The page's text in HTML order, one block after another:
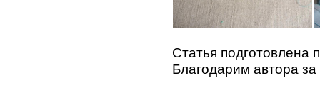
Статья
Благодарим автора